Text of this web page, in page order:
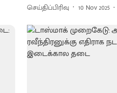
செய்திப்பிரிவு 10 Nov 2025